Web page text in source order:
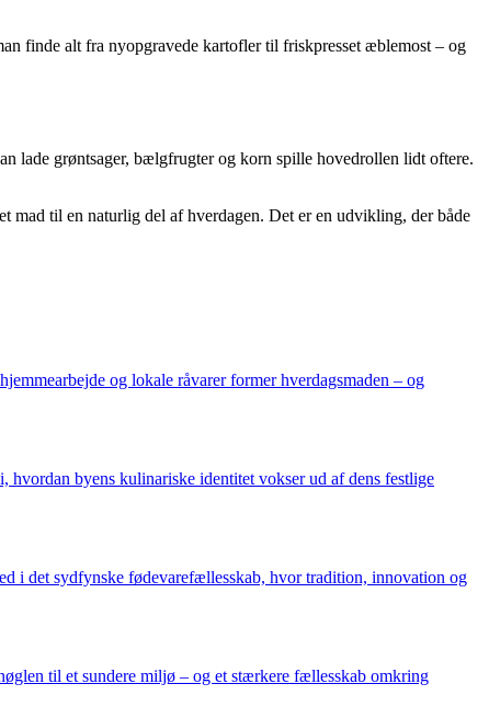
finde alt fra nyopgravede kartofler til friskpresset æblemost – og
lade grøntsager, bælgfrugter og korn spille hovedrollen lidt oftere.
mad til en naturlig del af hverdagen. Det er en udvikling, der både
og lokale råvarer former hverdagsmaden – og
byens kulinariske identitet vokser ud af dens festlige
i det sydfynske fødevarefællesskab, hvor tradition, innovation og
til et sundere miljø – og et stærkere fællesskab omkring